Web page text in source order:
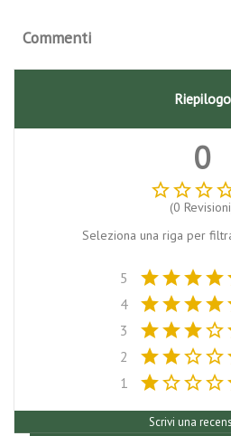
Commenti
Riepilogo
0
star_borderstar_borderstar_border
(0
Seleziona una riga per
5 starstarstarstar
4
starstarstarstar
3
starstarstarstar_border
2
starstarstar_borderstar_border
1
starstar_borderstar_borderstar_border
Scrivi una